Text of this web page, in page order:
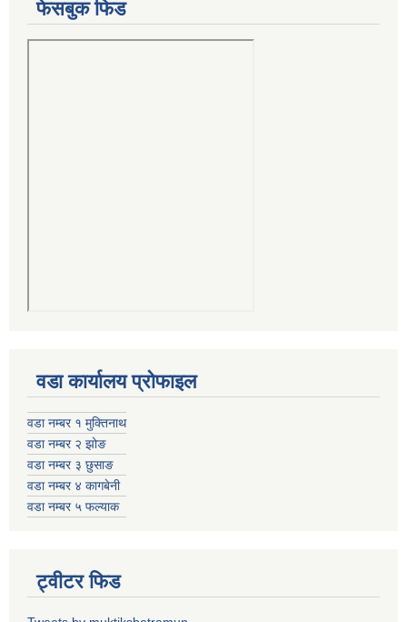
फेसबुक फिड
वडा कार्यालय प्रोफाइल
वडा नम्बर १ मुक्तिनाथ
वडा नम्बर २ झोङ
वडा नम्बर ३ छुसाङ
वडा नम्बर ४ कागबेनी
वडा नम्बर ५ फल्याक
ट्वीटर फिड